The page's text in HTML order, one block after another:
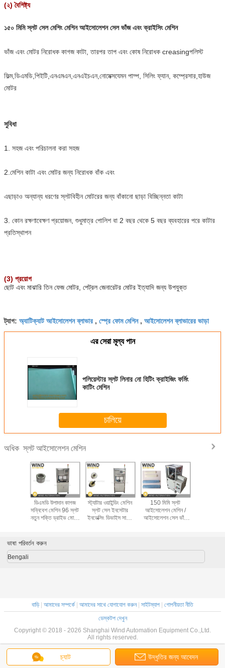
(২) বৈশিষ্ট্য
১৫০ মিমি স্লট সেল মেশিং মেশিন আইসোলেশন সেল ভাঁজ এবং ক্রাইসিং মেশিন
ভাঁজ এবং মোটর নিরোধক কাগজ কাটা, তারপর তাপ এবং কোষ নিরোধক creasingপলিস্ট
ফিল্ম,ডিএমডি,পিইটি,এনএমএন,এনএইচএন,নোমেক্সযেমন পাম্প, সিলিং ফ্যান, কম্প্রেসার,হাউজ
মোটর
সুবিধা
1. সহজ এবং পরিচালনা করা সহজ
2. মেশিন কাটা এবং মোটর জন্য নিরোধক বাঁক এবং
এছাড়াও অন্যান্য ধরণের স্লটবিহীন মোটরের জন্য বাঁকানো ছাড়া বিচ্ছিন্নতা কাটা
3. কোন রক্ষণাবেক্ষণ প্রয়োজন, শুধুমাত্র পোলিশ বা 2 বছর থেকে 5 বছর ব্যবহারের পরে কাটার
প্রতিস্থাপন
(3) প্রয়োগ
ছোট এবং মাঝারি তিন ফেজ মোটর, পেট্রল জেনারেটর মোটর ইত্যাদি জন্য উপযুক্ত
ট্যাগ: অ্যাটিক্যাট আইসোলেশন ব্লাভার , স্প্রে ফোম মেশিন, আইসোলেশন ব্লাভারের ভাড়া
এর সেরা মূল্য পান
পলিয়েস্টার স্লট লিনার নো হিটিং ক্রাইজিং ফর্মিং
কাটিং মেশিন
চালিয়ে
অধিকস্লট আইসোলেশন মেশিন
ডিএমডি উপাদান কাগজ
সন্নিবেশ মেশিন 96 স্লট
নতুন শক্তি ড্রাইভ মোটর
স্ট্যাটার ওয়াইন্ডিং মেশিন
স্লট সেল ইনসেটার
ইনডেক্সিং ডিভাইস সার্ভো
150 মিমি স্লট
আইসোলেশন মেশিন /
আইসোলেশন সেল ভাঁজ
চ্যাট উদ্ধৃতির জন্য আবেদন
ভাষা পরিবর্তন করুন
Bengali
বাড়ি| আমাদের সম্পর্কে| আমাদের সাথে যোগাযোগ করুন| সাইটম্যাপ | গোপনীয়তা নীতি
ডেস্কটপ দেখুন
Copyright © 2018 - 2026 Shanghai Wind Automation Equipment Co.,Ltd.
All rights reserved.